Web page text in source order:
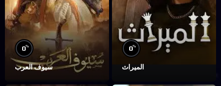
0%
سيوف العرب
0%
الميراث